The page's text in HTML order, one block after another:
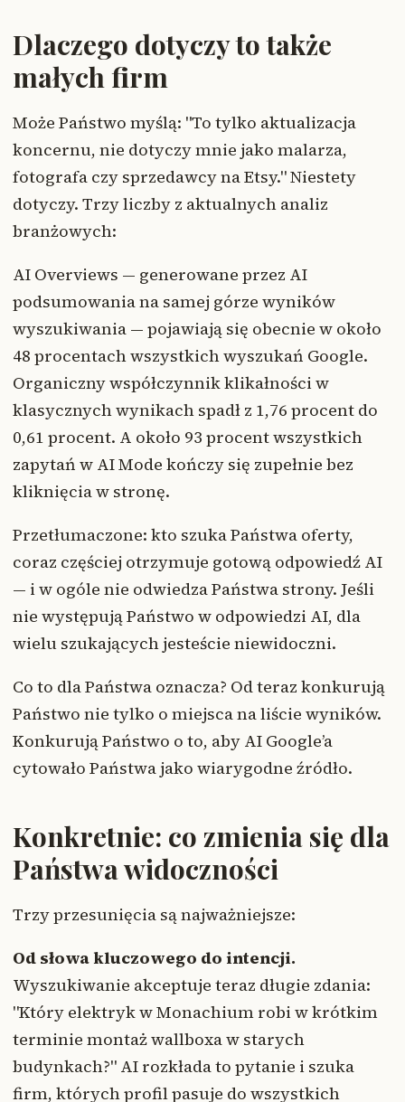
Dlaczego dotyczy to także
małych firm
Może Państwo myślą: "To tylko aktualizacja
koncernu, nie dotyczy mnie jako malarza,
fotografa czy sprzedawcy na Etsy." Niestety
dotyczy. Trzy liczby z aktualnych analiz
branżowych:
AI Overviews — generowane przez AI
podsumowania na samej górze wyników
wyszukiwania — pojawiają się obecnie w około
48 procentach wszystkich wyszukań Google.
Organiczny współczynnik klikałności w
klasycznych wynikach spadł z 1,76 procent do
0,61 procent. A około 93 procent wszystkich
zapytań w AI Mode kończy się zupełnie bez
kliknięcia w stronę.
Przetłumaczone: kto szuka Państwa oferty,
coraz częściej otrzymuje gotową odpowiedź AI
— i w ogóle nie odwiedza Państwa strony. Jeśli
nie występują Państwo w odpowiedzi AI, dla
wielu szukających jesteście niewidoczni.
Co to dla Państwa oznacza? Od teraz konkurują
Państwo nie tylko o miejsca na liście wyników.
Konkurują Państwo o to, aby AI Google’a
cytowało Państwa jako wiarygodne źródło.
Konkretnie: co zmienia się dla
Państwa widoczności
Trzy przesunięcia są najważniejsze:
Od słowa kluczowego do intencji.
Wyszukiwanie akceptuje teraz długie zdania:
"Który elektryk w Monachium robi w krótkim
terminie montaż wallboxa w starych
budynkach?" AI rozkłada to pytanie i szuka
firm, których profil pasuje do wszystkich